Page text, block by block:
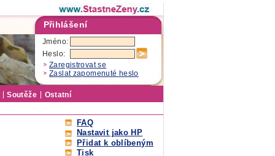
Přihlášení
Jméno:
Heslo:
Zaregistrovat se
Zaslat zapomenuté heslo
Soutěže Ostatní
FAQ
Nastavit jako HP
Přidat k oblíbeným
Tisk